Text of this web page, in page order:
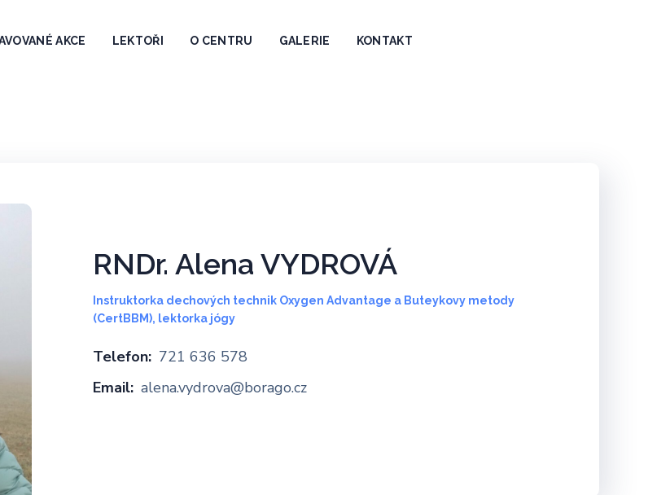
AKCE LEKTOŘI O CENTRU GALERIE KONTAKT
RNDr. Alena VYDROVÁ
Instruktorka dechových technik Oxygen Advantage a Buteykovy metody
(CertBBM), lektorka jógy
Telefon: 721 636 578
Email: alena.vydrova@borago.cz